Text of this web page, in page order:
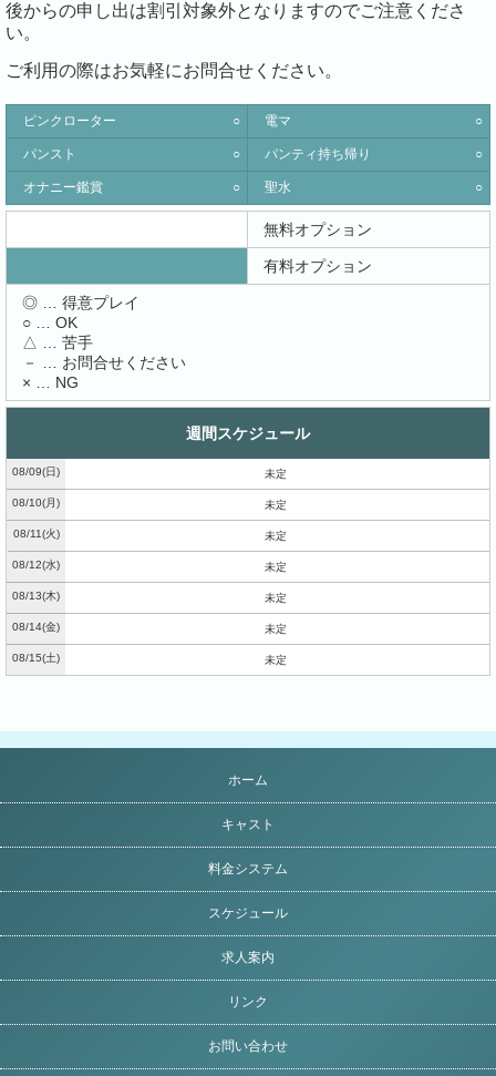
後からの申し出は割引対象外となりますのでご注意くださ
い。
ご利用の際はお気軽にお問合せください。
ピンクローター ○ 電マ ○
パンスト ○ パンティ持ち帰り ○
オナニー鑑賞 ○ 聖水 ○
無料オプション
有料オプション
◎ … 得意プレイ
○ … OK
△ … 苦手
－ … お問合せください
× … NG
週間スケジュール
08/09(日)
08/10(月)
08/11(火)
08/12(水)
08/13(木)
08/14(金)
08/15(土)
未定
未定
未定
未定
未定
未定
未定
ホーム
キャスト
料金システム
スケジュール
求人案内
リンク
お問い合わせ